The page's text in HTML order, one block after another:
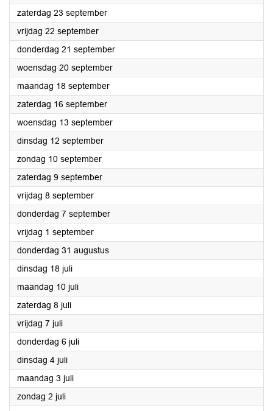
zaterdag 23 september2023
vrijdag 22 september2023
donderdag 21 september2023
woensdag 20 september2023
maandag 18 september2023
zaterdag 16 september2023
woensdag 13 september2023
dinsdag 12 september2023
zondag 10 september2023
zaterdag 9 september2023
vrijdag 8 september2023
donderdag 7 september2023
vrijdag 1 september2023
donderdag 31 augustus2023
dinsdag 18 juli2023
maandag 10 juli2023
zaterdag 8 juli2023
vrijdag 7 juli2023
donderdag 6 juli2023
dinsdag 4 juli2023
maandag 3 juli2023
zondag 2 juli2023